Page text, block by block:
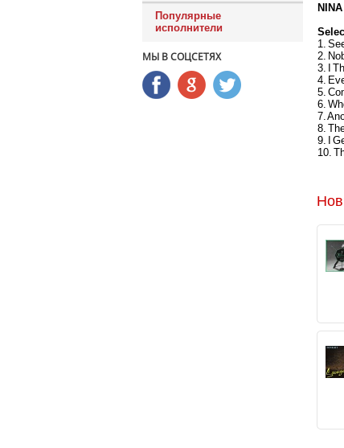
Популярные
исполнители
МЫ В СОЦСЕТЯХ
1.
2.
3. I
4.
5.
6.
7.
8.
9. I
10.